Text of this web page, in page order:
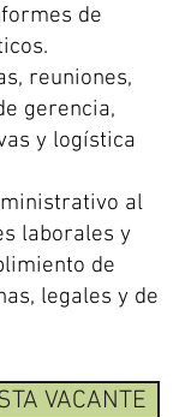
de
reuniones,
gerencia,
y logística
al
laborales y
de
legales y de
VACANTE